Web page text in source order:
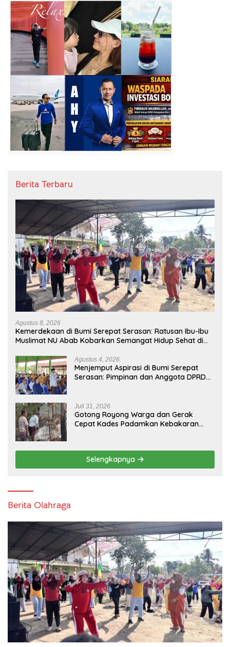
Berita Terbaru
Agustus 8, 2026
Kemerdekaan di Bumi Serepat Serasan: Ratusan Ibu-Ibu
Muslimat NU Abab Kobarkan Semangat Hidup Sehat di
Agustus 4, 2026
Menjemput Aspirasi di Bumi Serepat
Serasan: Pimpinan dan Anggota DPRD
2026
Juli 31, 2026
Gotong Royong Warga dan Gerak
Cepat Kades Padamkan Kebakaran
Selengkapnya
Berita Olahraga